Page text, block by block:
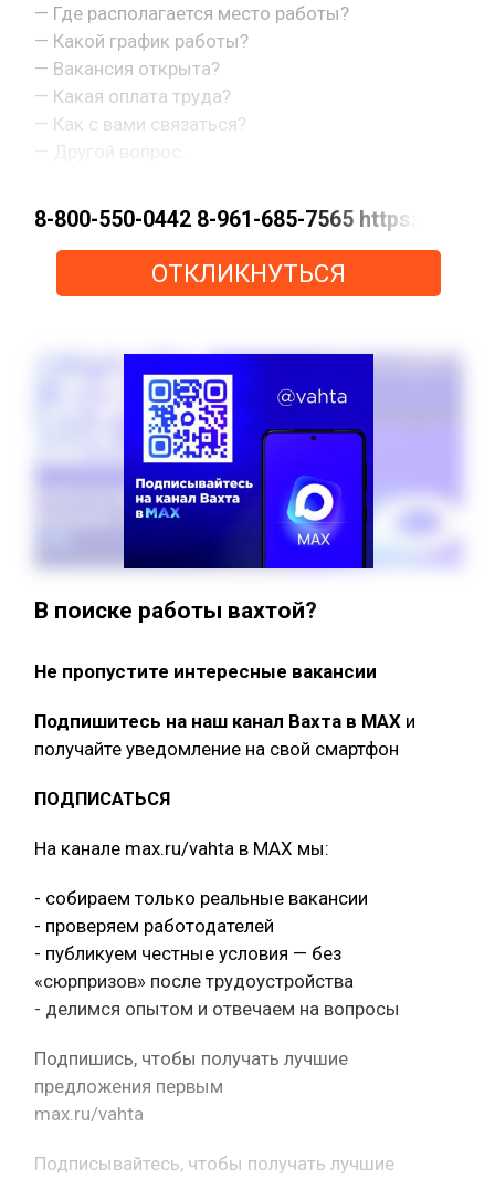
— Где располагается место работы?
— Какой график работы?
— Вакансия открыта?
— Какая оплата труда?
— Как с вами связаться?
8-800-550-0442 8-961-685-7565 https://
ОТКЛИКНУТЬСЯ
В поиске работы вахтой?
Не пропустите интересные вакансии
Подпишитесь на наш канал Вахта в МАХ и
получайте уведомление на свой смартфон
ПОДПИСАТЬСЯ
На канале max.ru/vahta в MAX мы:
- собираем только реальные вакансии
- проверяем работодателей
- публикуем честные условия — без
«сюрпризов» после трудоустройства
- делимся опытом и отвечаем на вопросы
Подпишись, чтобы получать лучшие
предложения первым
max.ru/vahta
Подписывайтесь, чтобы получать лучшие